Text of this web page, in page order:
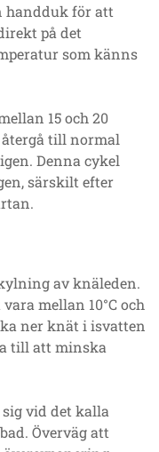
handduk för att
på det
som känns
15 och 20
till normal
Denna cykel
särskilt efter
av knäleden.
mellan 10°C och
ner knät i isvatten
till att minska
vid det kalla
Överväg att